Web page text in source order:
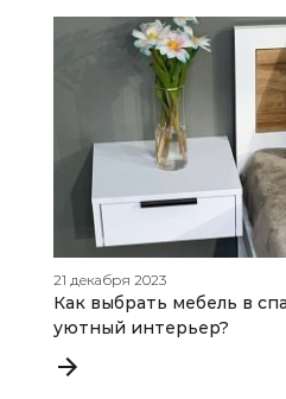
21 декабря 2023
Как выбрать мебель в
уютный интерьер?